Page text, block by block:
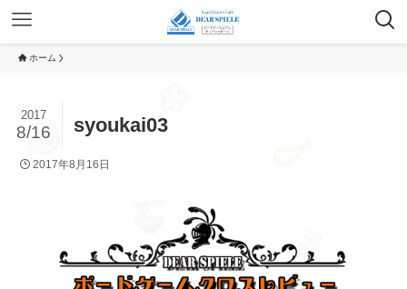
ホーム
syoukai03
2017
8/16
2017年8月16日